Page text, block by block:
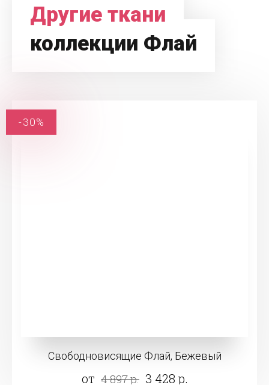
Другие ткани
коллекции Флай
Свободновисящие Флай, Бежевый
от 4 897 р. 3 428 р.
-30%